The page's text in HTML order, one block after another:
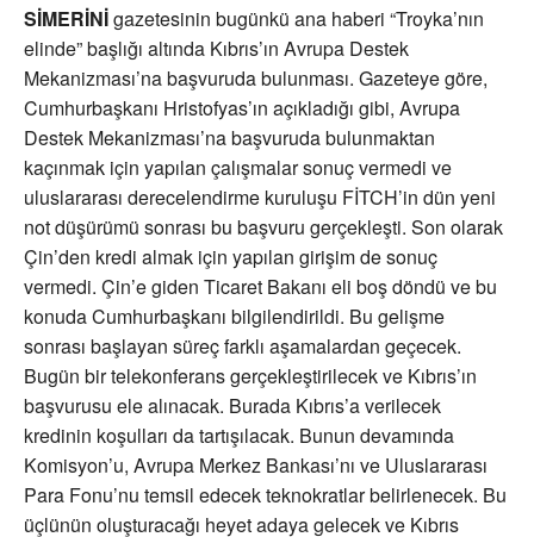
SİMERİNİgazetesinin bugünkü ana haberi “Troyka’nın
elinde” başlığı altında Kıbrıs’ın Avrupa Destek
Mekanizması’na başvuruda bulunması. Gazeteye göre,
Cumhurbaşkanı Hristofyas’ın açıkladığı gibi, Avrupa
Destek Mekanizması’na başvuruda bulunmaktan
kaçınmak için yapılan çalışmalar sonuç vermedi ve
uluslararası derecelendirme kuruluşu FİTCH’in dün yeni
not düşürümü sonrası bu başvuru gerçekleşti. Son olarak
Çin’den kredi almak için yapılan girişim de sonuç
vermedi. Çin’e giden Ticaret Bakanı eli boş döndü ve bu
konuda Cumhurbaşkanı bilgilendirildi. Bu gelişme
sonrası başlayan süreç farklı aşamalardan geçecek.
Bugün bir telekonferans gerçekleştirilecek ve Kıbrıs’ın
başvurusu ele alınacak. Burada Kıbrıs’a verilecek
kredinin koşulları da tartışılacak. Bunun devamında
Komisyon’u, Avrupa Merkez Bankası’nı ve Uluslararası
Para Fonu’nu temsil edecek teknokratlar belirlenecek. Bu
üçlünün oluşturacağı heyet adaya gelecek ve Kıbrıs